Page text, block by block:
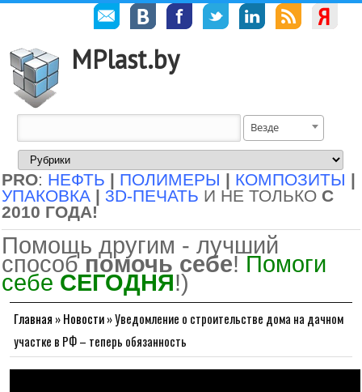
MPlast.by
Везде
PRO: НЕФТЬ | ПОЛИМЕРЫ | КОМПОЗИТЫ |
УПАКОВКА | 3D-ПЕЧАТЬ И НЕ ТОЛЬКО С
2010 ГОДА!
Помощь другим - лучший
способ помочь себе! Помоги
себе СЕГОДНЯ!)
Главная »Новости»Уведомление о строительстве дома на дачном
участке в РФ – теперь обязанность